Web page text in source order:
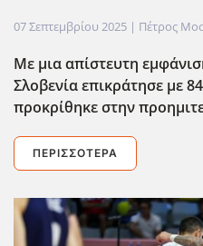
07 Σεπτεμβρίου 2025 | Πέτρος
Με μια απίστευτη
Σλοβενία επικράτησε με
προκρίθηκε στην
ΠΕΡΙΣΣΌΤΕΡΑ